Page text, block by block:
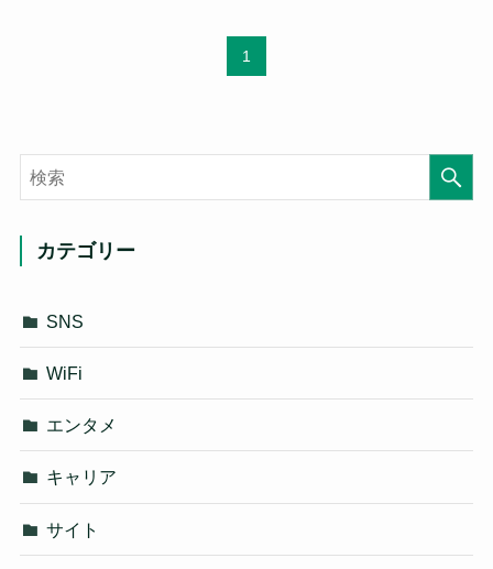
1
カテゴリー
SNS
WiFi
エンタメ
キャリア
サイト